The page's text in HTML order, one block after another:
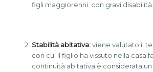
figli maggiorenni con gravi disabilità.
Stabilità abitativa:viene valutato il
con cui il figlio ha vissuto nella casa
continuità abitativa è considerata